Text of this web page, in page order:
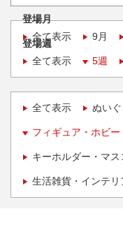
登場月
全て表示
9月
登場週
全て表示
5週
全て表示 ぬい
フィギュア・ホビー
キーホルダー・マ
生活雑貨・インテリ